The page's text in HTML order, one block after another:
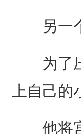
另一个
为了压
上自己
他将宫